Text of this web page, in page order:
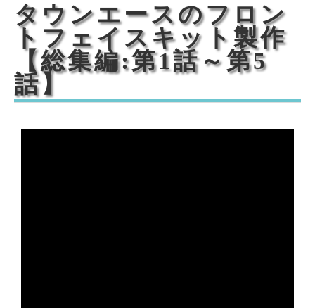
タウンエースのフロン
トフェイスキット製作
【総集編:第1話～第5
話】